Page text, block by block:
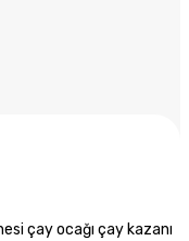
çay ocağı çay kazanı